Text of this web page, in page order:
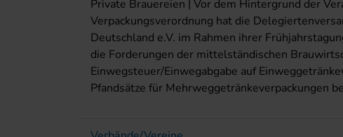
Private Brauereien | Vor dem Hintergrund der
Verpackungsverordnung hat die
Deutschland e.V. im Rahmen ihrer
die Forderungen der mittelständischen
Einwegsteuer/Einwegabgabe auf
Pfandsätze für Mehrweggetränkeverpackungen